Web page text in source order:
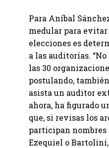
Para Aníbal
medular para
elecciones es
a las auditorías.
las 30
postulando,
asista un auditor
ahora, ha figurado
que, si revisas los
participan nombres
Ezequiel o